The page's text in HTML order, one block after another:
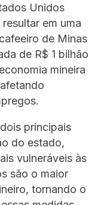
Unidos
em uma
de Minas
de R$ 1 bilhão
mineira
principais
do estado,
vulneráveis às
são o maior
tornando o